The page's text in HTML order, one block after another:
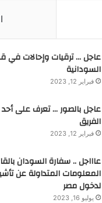
عاجل … ترقيات وإحالات في
السودانية
فبراير 12, 2023
عاجل بالصور … تعرف على أحد
الفريق
فبراير 12, 2023
عاااجل .. سفارة السودان
المعلومات المتداولة عن
لدخول مصر
يوليو 16, 2023